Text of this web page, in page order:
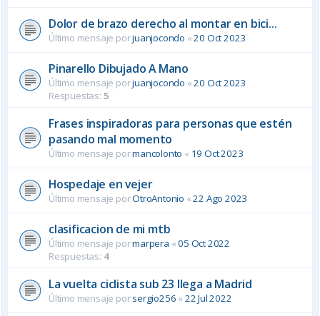
Dolor de brazo derecho al montar en bici...
Último mensaje porjuanjocondo «20 Oct 2023
Pinarello Dibujado A Mano
Último mensaje porjuanjocondo «20 Oct 2023
Respuestas: 5
Frases inspiradoras para personas que estén
pasando mal momento
Último mensaje pormancolonto « 19 Oct 2023
Hospedaje en vejer
Último mensaje porOtroAntonio «22 Ago 2023
clasificacion de mi mtb
Último mensaje pormarpera «05 Oct 2022
Respuestas: 4
La vuelta ciclista sub 23 llega a Madrid
Último mensaje porsergio256 « 22 Jul 2022